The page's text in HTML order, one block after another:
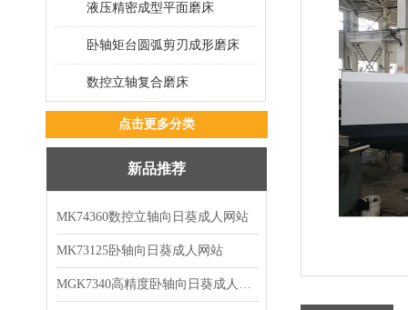
液压精密成型平面磨床
卧轴矩台圆弧剪刃成形磨床
数控立轴复合磨床
点击更多分类
新品推荐
MK74360数控立轴向日葵成人网站
MK73125卧轴向日葵成人网站
MGK7340高精度卧轴向日葵成人网站